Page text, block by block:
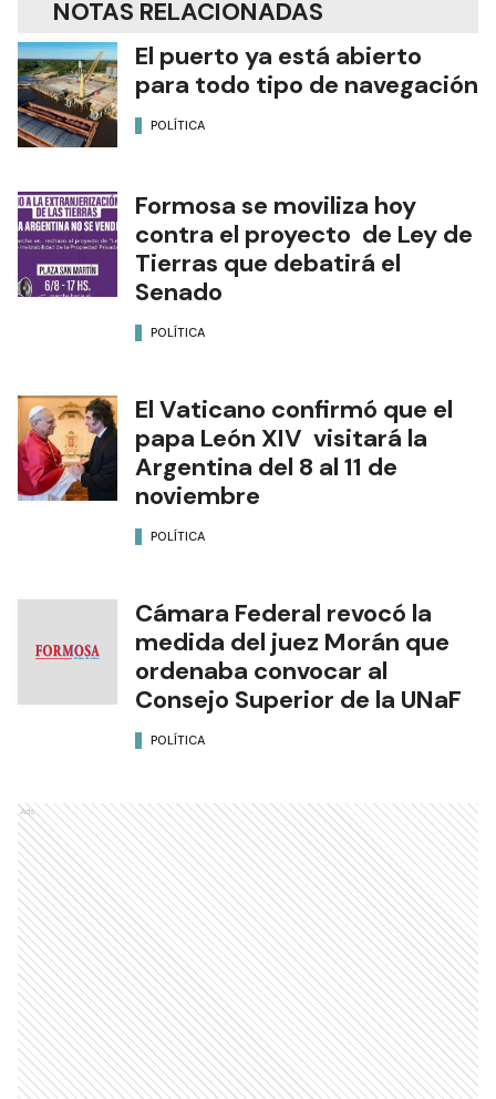
NOTAS RELACIONADAS
El puerto ya está abierto
para todo tipo de navegación
POLÍTICA
Formosa se moviliza hoy
contra el proyecto de Ley de
Tierras que debatirá el
Senado
POLÍTICA
El Vaticano confirmó que el
papa León XIV visitará la
Argentina del 8 al 11 de
noviembre
POLÍTICA
Cámara Federal revocó la
medida del juez Morán que
ordenaba convocar al
Consejo Superior de la UNaF
POLÍTICA
Ads